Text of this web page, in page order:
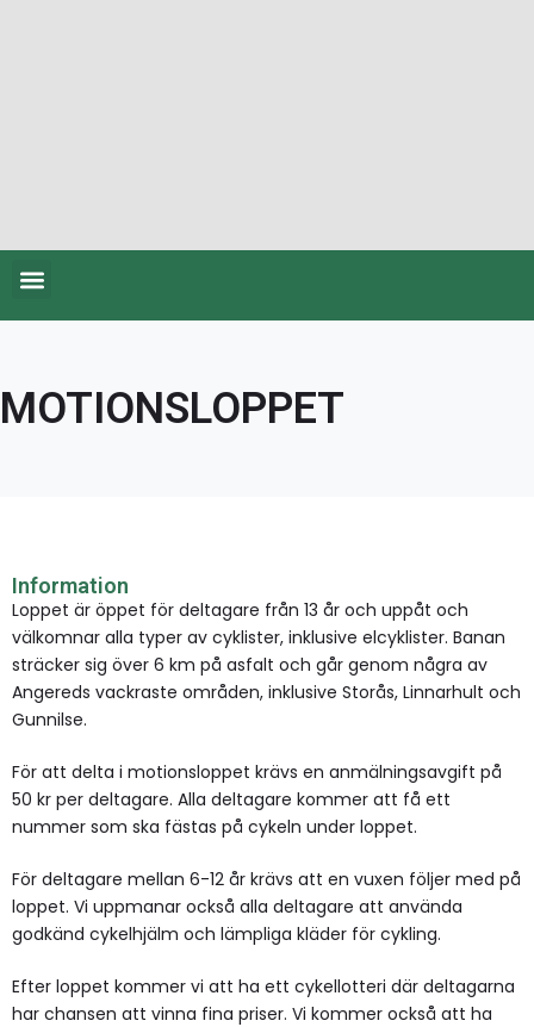
MOTIONSLOPPET
Information
Loppet är öppet för deltagare från 13 år och uppåt och
välkomnar alla typer av cyklister, inklusive elcyklister. Banan
sträcker sig över 6 km på asfalt och går genom några av
Angereds vackraste områden, inklusive Storås, Linnarhult och
Gunnilse.
För att delta i motionsloppet krävs en anmälningsavgift på
50 kr per deltagare. Alla deltagare kommer att få ett
nummer som ska fästas på cykeln under loppet.
För deltagare mellan 6-12 år krävs att en vuxen följer med på
loppet. Vi uppmanar också alla deltagare att använda
godkänd cykelhjälm och lämpliga kläder för cykling.
Efter loppet kommer vi att ha ett cykellotteri där deltagarna
har chansen att vinna fina priser. Vi kommer också att ha